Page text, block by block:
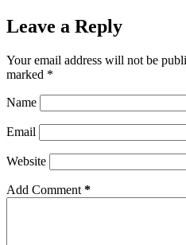
Leave a Reply
Your email address will not be
marked *
Name
Email
Website
Add Comment *